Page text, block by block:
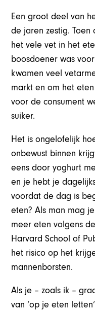
Een groot deel van
de jaren zestig.
het vele vet in het
boosdoener was
kwamen veel
markt en om het
voor de consument
suiker.
Het is ongelofelijk
onbewust binnen
eens door yoghurt
en je hebt je
voordat de dag is
eten? Als man mag
meer eten volgens
Harvard School of
het risico op het
mannenborsten.
Als je – zoals ik –
van ‘op je eten